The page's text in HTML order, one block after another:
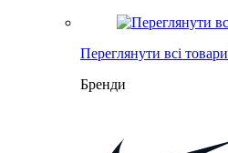
Переглянути всі товари
Бренди